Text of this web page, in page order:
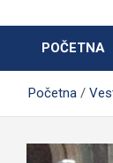
POČETNA
Početna